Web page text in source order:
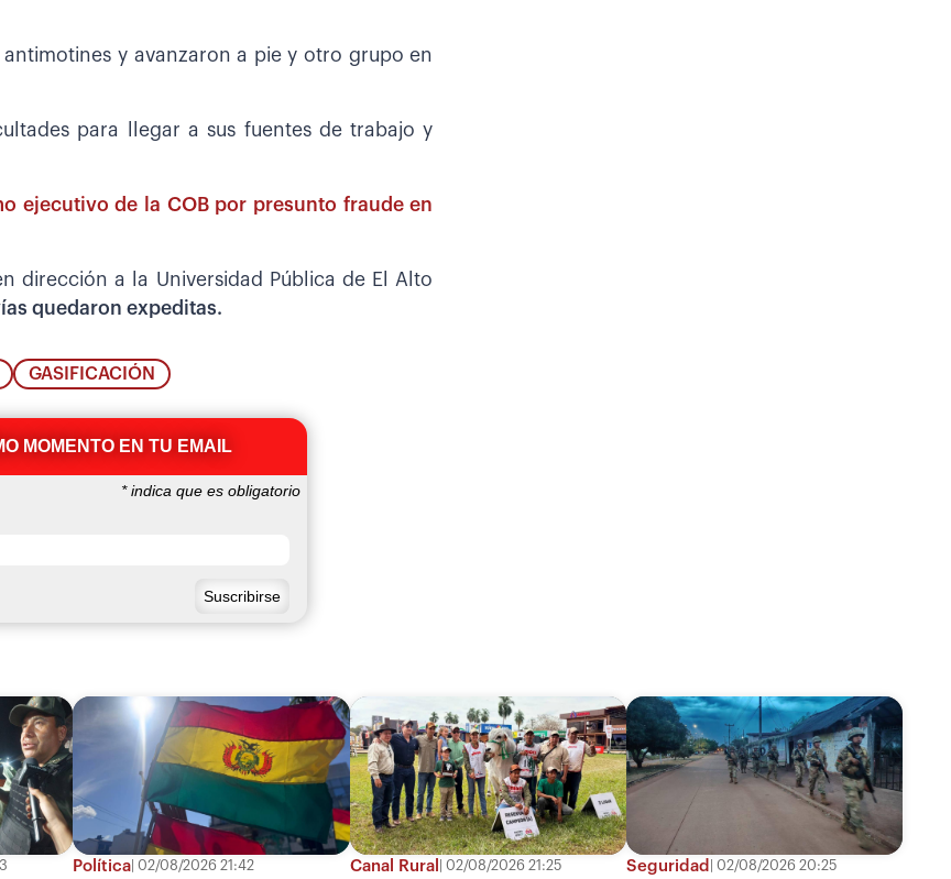
y avanzaron a pie y otro grupo en
para llegar a sus fuentes de trabajo y
ejecutivo de la COB por presunto fraude en
dirección a la Universidad Pública de El Alto
quedaron expeditas.
GASIFICACIÓN
MOMENTO EN TU EMAIL
*indica que es obligatorio
Política 02/08/2026 21:42 Canal Rural 02/08/2026 21:25 Seguridad 02/08/2026 20:25